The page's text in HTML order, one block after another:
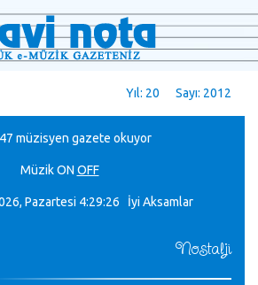
Yıl: 20 Sayı: 2012
müzisyen gazete okuyor
MüzikON OFF
Pazartesi 4:29:27 İyi Aksamlar
Nostalji